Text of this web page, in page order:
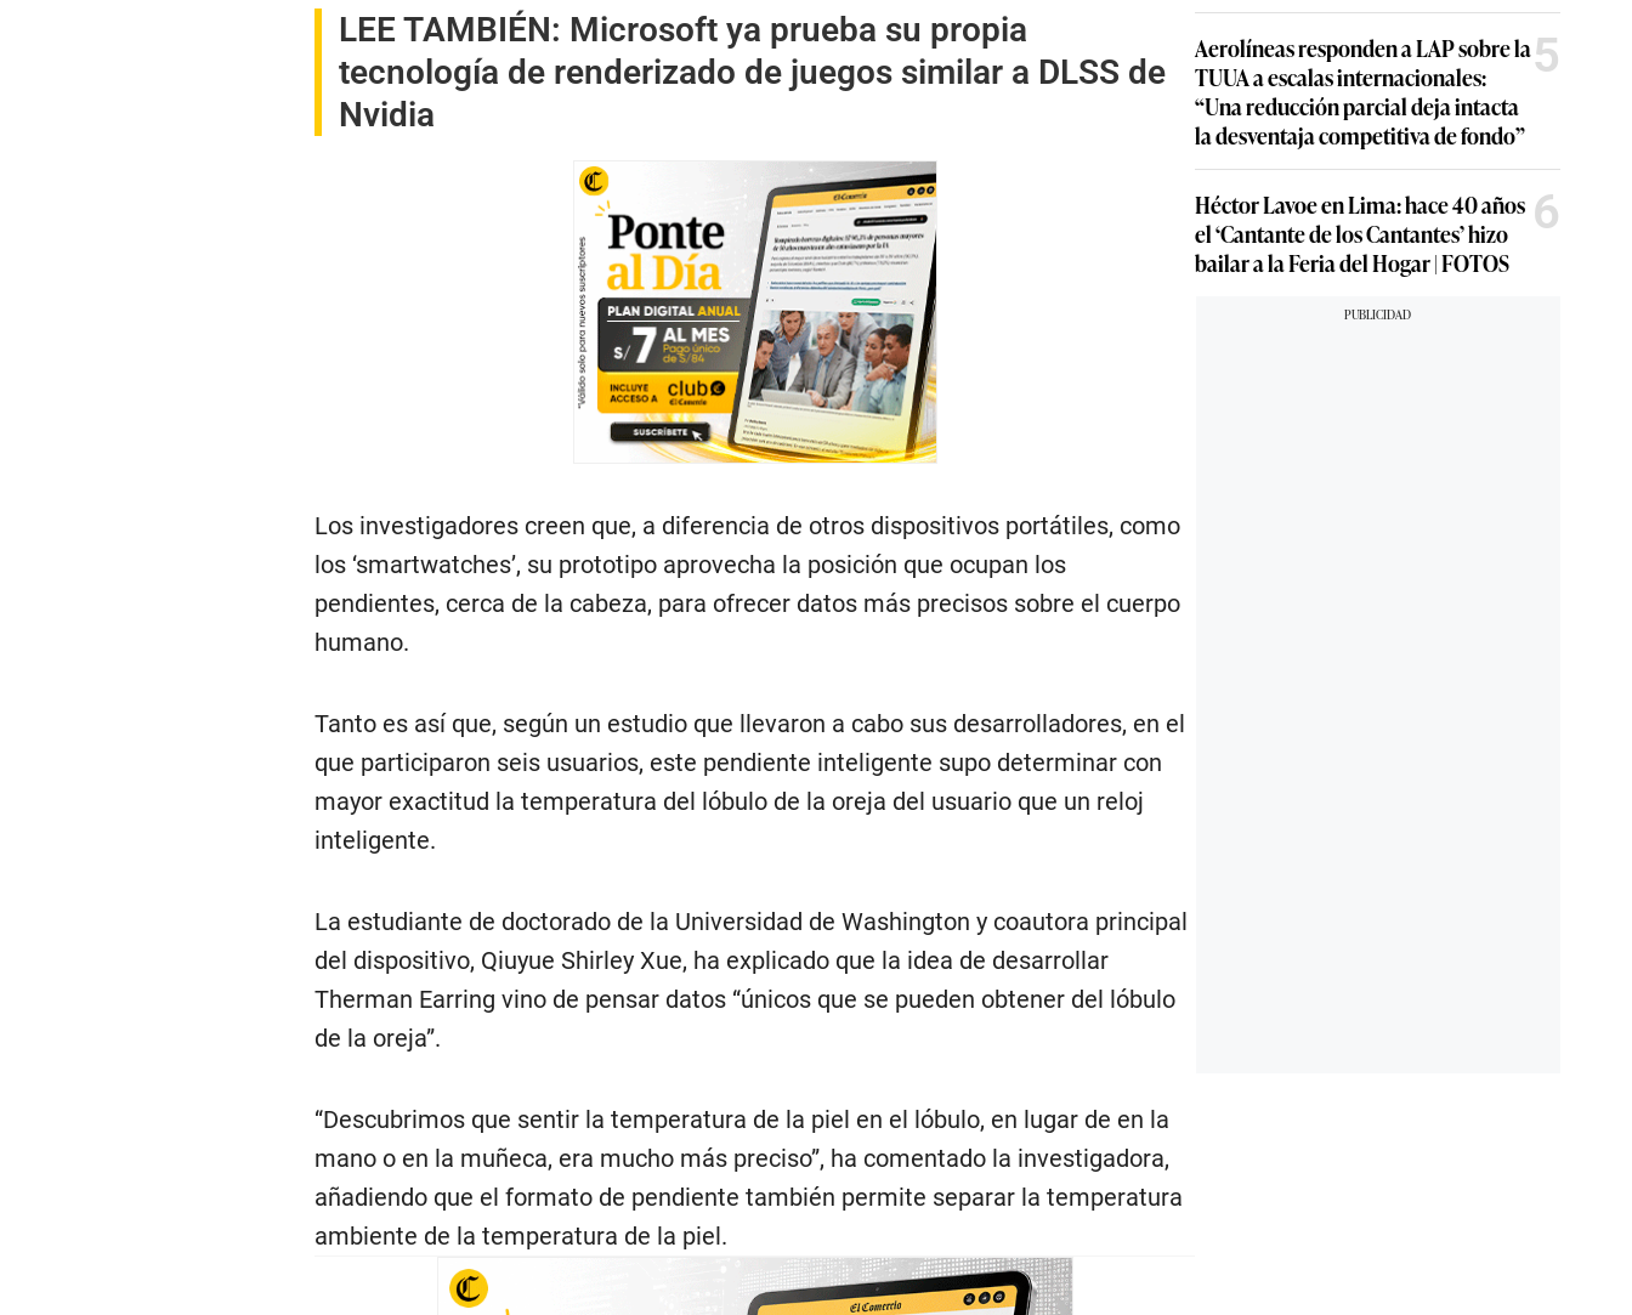
LEE TAMBIÉN: Microsoft ya prueba su propia
tecnología de renderizado de juegos similar a DLSS de
Nvidia
Los investigadores creen que, a diferencia de otros dispositivos portátiles, como
los ‘smartwatches’, su prototipo aprovecha la posición que ocupan los
pendientes, cerca de la cabeza, para ofrecer datos más precisos sobre el cuerpo
humano.
Tanto es así que, según un estudio que llevaron a cabo sus desarrolladores, en el
que participaron seis usuarios, este pendiente inteligente supo determinar con
mayor exactitud la temperatura del lóbulo de la oreja del usuario que un reloj
inteligente.
La estudiante de doctorado de la Universidad de Washington y coautora principal
del dispositivo, Qiuyue Shirley Xue, ha explicado que la idea de desarrollar
Therman Earring vino de pensar datos “únicos que se pueden obtener del lóbulo
de la oreja”.
“Descubrimos que sentir la temperatura de la piel en el lóbulo, en lugar de en la
mano o en la muñeca, era mucho más preciso”, ha comentado la investigadora,
añadiendo que el formato de pendiente también permite separar la temperatura
ambiente de la temperatura de la piel.
Aerolíneas responden a LAP sobre la
TUUA a escalas internacionales:
“Una reducción parcial deja intacta
la desventaja competitiva de fondo”
5
Héctor Lavoe en Lima: hace 40 años
el ‘Cantante de los Cantantes’ hizo
bailar a la Feria del Hogar | FOTOS
6